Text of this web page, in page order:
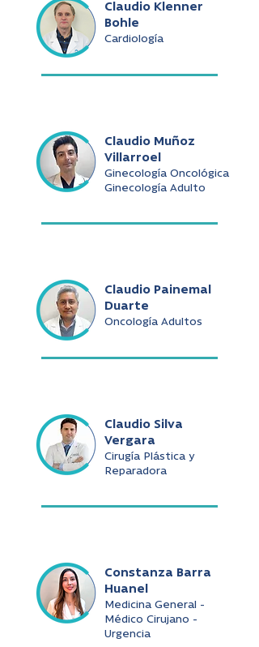
Claudio Klenner
Bohle
Cardiología
Claudio Muñoz
Villarroel
Ginecología Oncológica
Ginecología Adulto
Claudio Painemal
Duarte
Oncología Adultos
Claudio Silva
Vergara
Cirugía Plástica y
Reparadora
Constanza Barra
Huanel
Medicina General -
Médico Cirujano -
Urgencia